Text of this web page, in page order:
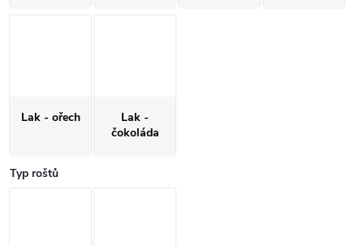
Lak - ořech
Lak -
čokoláda
Typ roštů